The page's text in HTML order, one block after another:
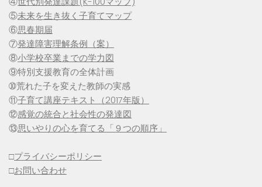
⑤未来を生き抜く子育てマップ
⑥思春期届
⑦発達障害理解条例（案）
⑧小学校卒業までの学力図
⑨特別支援教育の全体計画
➉荒れた子を変えた教師の実感
⑪子育て講座テキスト（2017年版）
⑫感覚の統合と社会性の発達図
⑬思いやりの心を育てる「９つの順序」
□プライバシーポリシー
□お問い合わせ